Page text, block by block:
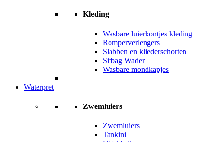
Kleding
Wasbare luierkontjes kleding
Romperverlengers
Slabben en kliederschorten
Sitbag Wader
Wasbare mondkapjes
Waterpret
Zwemluiers
Zwemluiers
Tankini